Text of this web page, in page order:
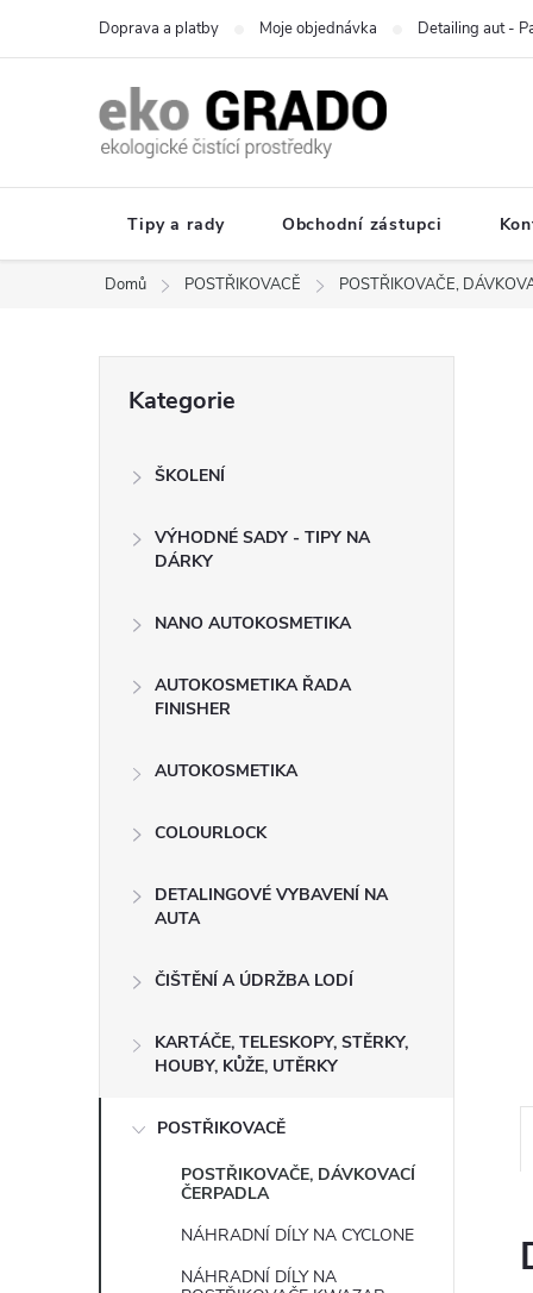
Doprava a platby Moje objednávka Detailing aut -
Tipy a rady Obchodní zástupci
Domů POSTŘIKOVACĚ POSTŘIKOVAČE,
e
kategorie
Kategorie
ŠKOLENÍ
VÝHODNÉ SADY - TIPY NA
DÁRKY
NANO AUTOKOSMETIKA
AUTOKOSMETIKA ŘADA
FINISHER
AUTOKOSMETIKA
COLOURLOCK
DETALINGOVÉ VYBAVENÍ NA
AUTA
ČIŠTĚNÍ A ÚDRŽBA LODÍ
KARTÁČE, TELESKOPY, STĚRKY,
HOUBY, KŮŽE, UTĚRKY
POSTŘIKOVACĚ
POSTŘIKOVAČE, DÁVKOVACÍ
ČERPADLA
NÁHRADNÍ DÍLY NA CYCLONE
NÁHRADNÍ DÍLY NA